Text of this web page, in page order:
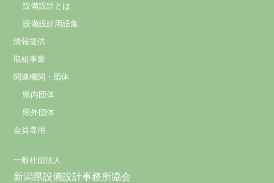
設備設計とは
設備設計用語集
情報提供
取組事業
関連機関・団体
県内団体
県外団体
会員専用
一般社団法人
新潟県設備設計事務所協会